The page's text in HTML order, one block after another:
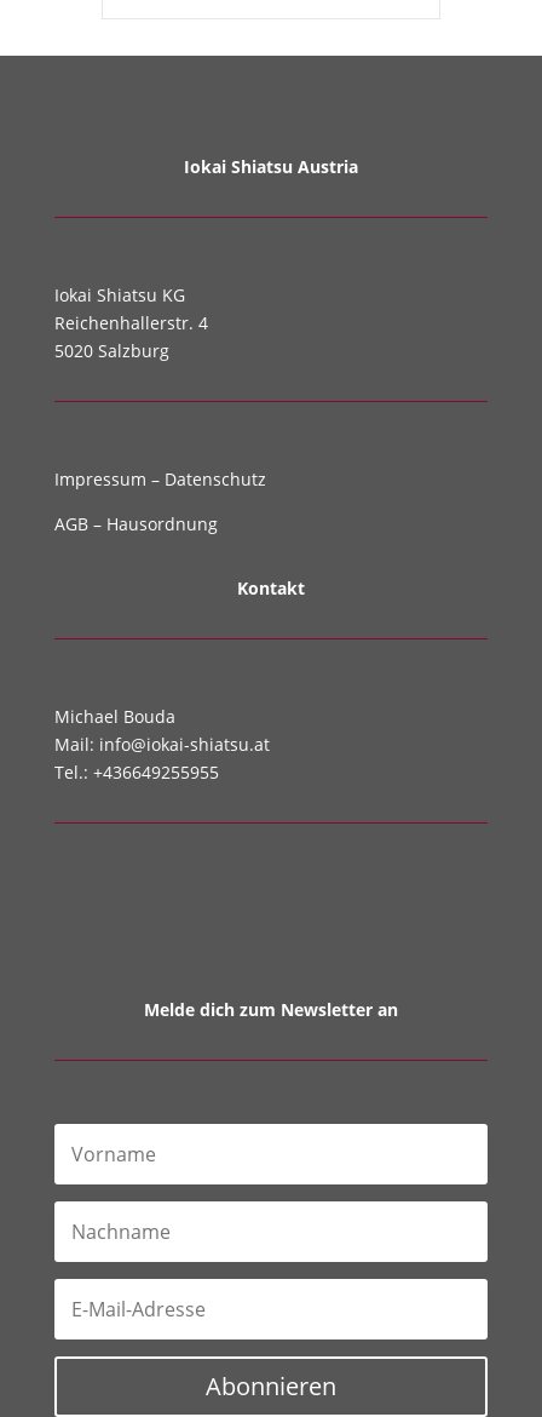
Iokai Shiatsu Austria
Iokai Shiatsu KG
Reichenhallerstr. 4
5020 Salzburg
Impressum – Datenschutz
AGB– Hausordnung
Kontakt
Michael Bouda
Mail: info@iokai-shiatsu.at
Tel.: +436649255955
Melde dich zum Newsletter an
Abonnieren